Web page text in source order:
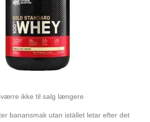
ikke til salg længere
banansmak utan istället letar efter det